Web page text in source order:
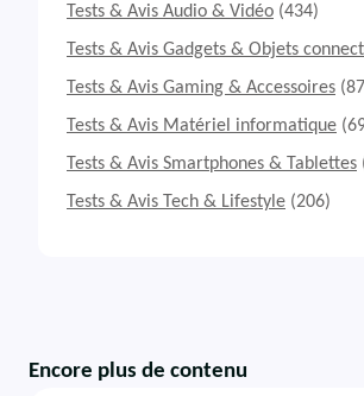
Tests & Avis Audio & Vidéo (434)
Tests & Avis Gadgets & Objets
Tests & Avis Gaming & Accessoires
Tests & Avis Matériel informatique
Tests & Avis Smartphones & Tablettes
Tests & Avis Tech & Lifestyle (206)
Encore plus de contenu